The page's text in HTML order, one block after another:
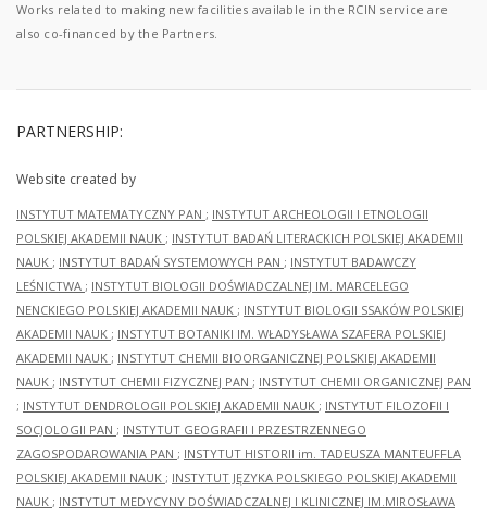
Works related to making new facilities available in the RCIN service are
also co-financed by the Partners.
PARTNERSHIP:
Website created by
INSTYTUT MATEMATYCZNY PAN ; INSTYTUT ARCHEOLOGII I ETNOLOGII
POLSKIEJ AKADEMII NAUK ; INSTYTUT BADAŃ LITERACKICH POLSKIEJ AKADEMII
NAUK ; INSTYTUT BADAŃ SYSTEMOWYCH PAN ; INSTYTUT BADAWCZY
LEŚNICTWA ; INSTYTUT BIOLOGII DOŚWIADCZALNEJ IM. MARCELEGO
NENCKIEGO POLSKIEJ AKADEMII NAUK ; INSTYTUT BIOLOGII SSAKÓW POLSKIEJ
AKADEMII NAUK ; INSTYTUT BOTANIKI IM. WŁADYSŁAWA SZAFERA POLSKIEJ
AKADEMII NAUK ; INSTYTUT CHEMII BIOORGANICZNEJ POLSKIEJ AKADEMII
NAUK ; INSTYTUT CHEMII FIZYCZNEJ PAN ; INSTYTUT CHEMII ORGANICZNEJ PAN
; INSTYTUT DENDROLOGII POLSKIEJ AKADEMII NAUK ; INSTYTUT FILOZOFII I
SOCJOLOGII PAN ; INSTYTUT GEOGRAFII I PRZESTRZENNEGO
ZAGOSPODAROWANIA PAN ; INSTYTUT HISTORII im. TADEUSZA MANTEUFFLA
POLSKIEJ AKADEMII NAUK ; INSTYTUT JĘZYKA POLSKIEGO POLSKIEJ AKADEMII
NAUK ; INSTYTUT MEDYCYNY DOŚWIADCZALNEJ I KLINICZNEJ IM.MIROSŁAWA